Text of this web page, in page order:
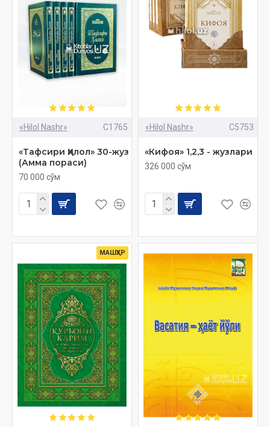
«Hilol Nashr» C1765
«Тафсири Ҳилол» 30-жуз
(Амма пораси)
70 000 сўм
«Hilol Nashr» C5753
«Кифоя» 1,2,3 - жузлари
326 000 сўм
МАШҲУР